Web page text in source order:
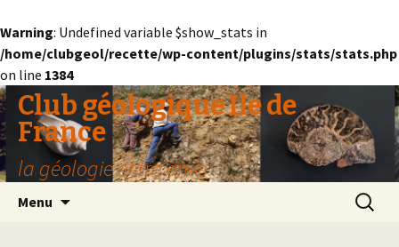
Warning: Undefined variable $show_stats in
/home/clubgeol/recette/wp-content/plugins/stats/stats.php
on line 1384
Club géologique Ile de
France
la géologie entre amis
Menu